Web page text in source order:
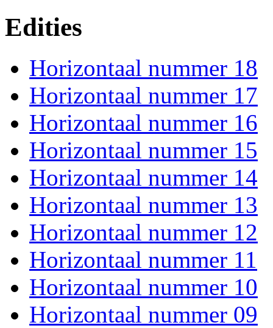
Edities
Horizontaal nummer 18
Horizontaal nummer 17
Horizontaal nummer 16
Horizontaal nummer 15
Horizontaal nummer 14
Horizontaal nummer 13
Horizontaal nummer 12
Horizontaal nummer 11
Horizontaal nummer 10
Horizontaal nummer 09